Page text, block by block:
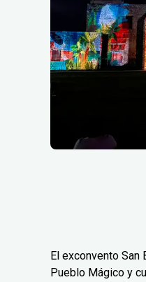
El exconvento
Pueblo Mágico y